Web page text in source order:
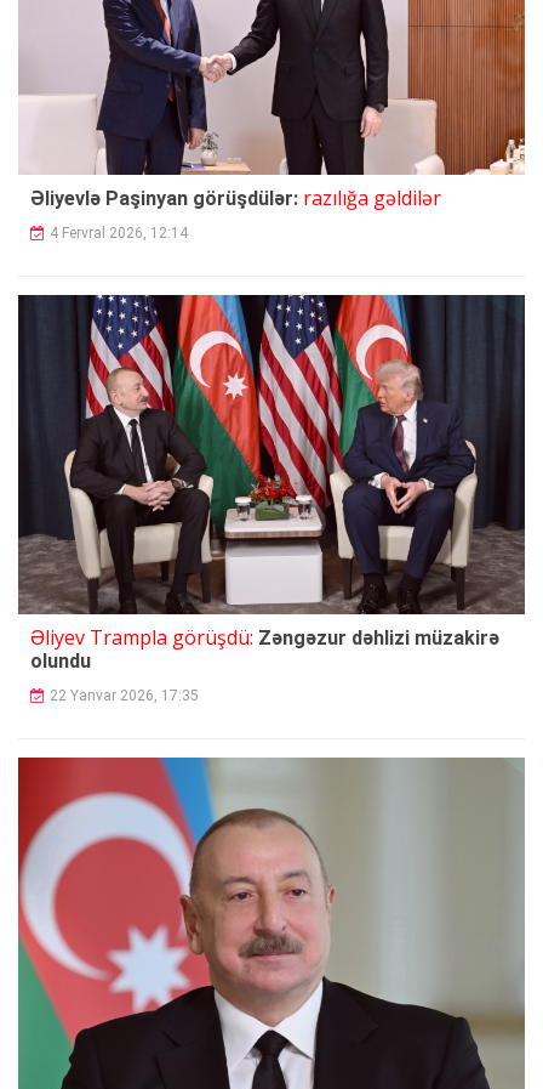
Əliyevlə Paşinyan görüşdülər: razılığa gəldilər
4 Fervral 2026, 12:14
Əliyev Trampla görüşdü: Zəngəzur dəhlizi müzakirə
olundu
22 Yanvar 2026, 17:35